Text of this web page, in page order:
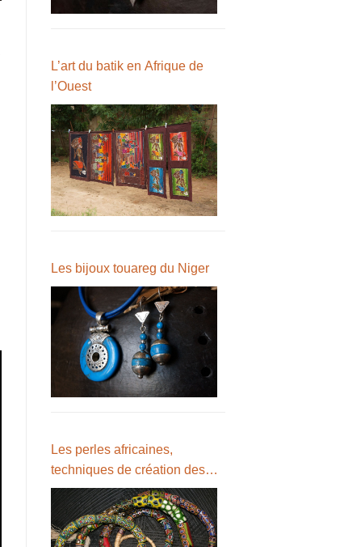
L’art du batik en Afrique de
l’Ouest
Les bijoux touareg du Niger
Les perles africaines,
techniques de création des
perles de verre et de bronze